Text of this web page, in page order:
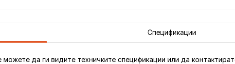
Спецификации
да ги видите техничките спецификации или да